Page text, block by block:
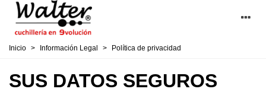
Inicio > Información Legal > Política de privacidad
SUS DATOS SEGUROS